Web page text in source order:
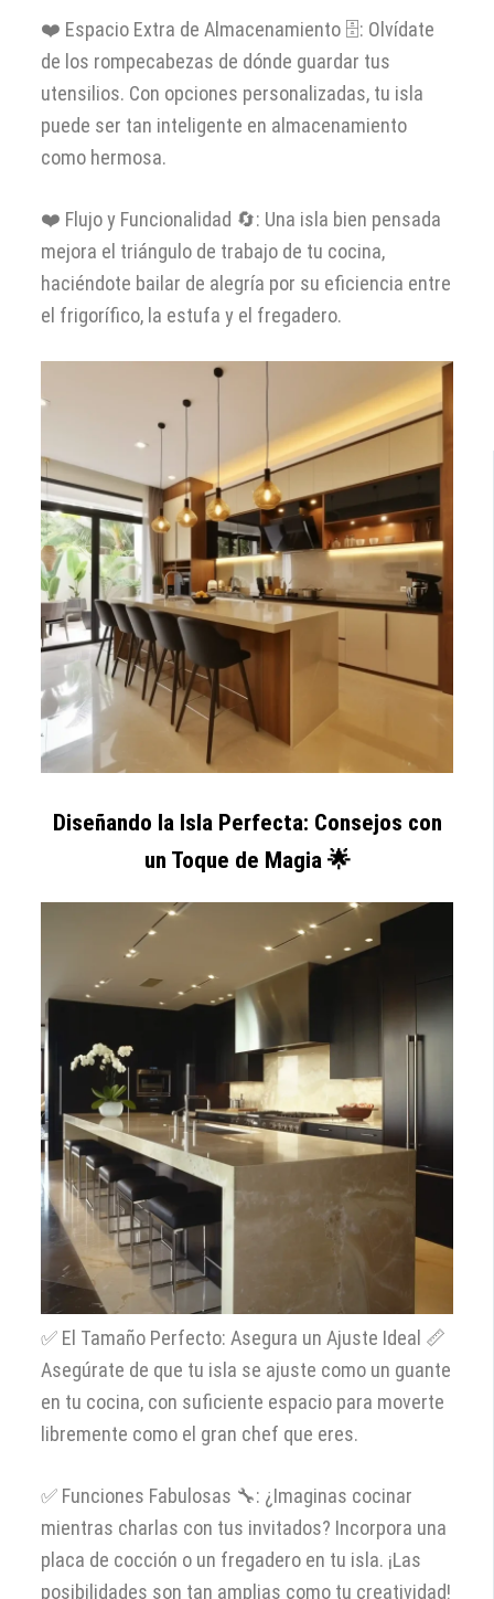
❤️ Espacio Extra de Almacenamiento 🗄️: Olvídate
de los rompecabezas de dónde guardar tus
utensilios. Con opciones personalizadas, tu isla
puede ser tan inteligente en almacenamiento
como hermosa.
❤️ Flujo y Funcionalidad 🔄: Una isla bien pensada
mejora el triángulo de trabajo de tu cocina,
haciéndote bailar de alegría por su eficiencia entre
el frigorífico, la estufa y el fregadero.
Diseñando la Isla Perfecta: Consejos con
un Toque de Magia 🌟
✅ El Tamaño Perfecto: Asegura un Ajuste Ideal 📏
Asegúrate de que tu isla se ajuste como un guante
en tu cocina, con suficiente espacio para moverte
libremente como el gran chef que eres.
✅ Funciones Fabulosas 🔧: ¿Imaginas cocinar
mientras charlas con tus invitados? Incorpora una
placa de cocción o un fregadero en tu isla. ¡Las
posibilidades son tan amplias como tu creatividad!